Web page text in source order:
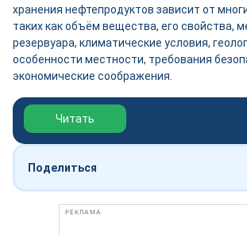
хранения нефтепродуктов зависит от
таких как объём вещества, его свойства,
резервуара, климатические условия,
особенности местности, требования
экономические соображения.
Обзор выставки Нефтегаз-2026
Читать
Поделиться
РЕКЛАМА